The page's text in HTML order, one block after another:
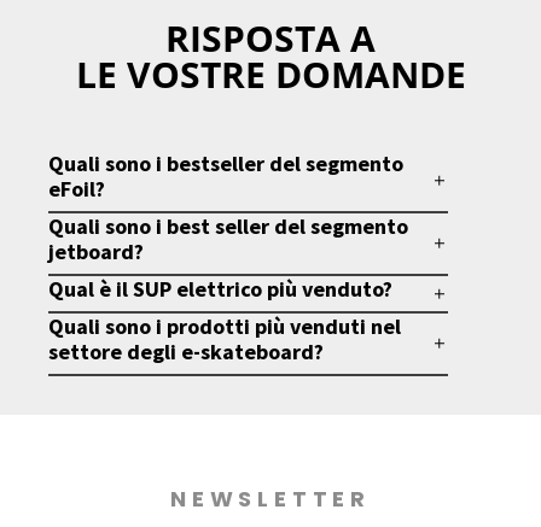
RISPOSTA A
LE VOSTRE DOMANDE
Quali sono i bestseller del segmento
eFoil?
Quali sono i best seller del segmento
jetboard?
Qual è il SUP elettrico più venduto?
Quali sono i prodotti più venduti nel
settore degli e-skateboard?
NEWSLETTER